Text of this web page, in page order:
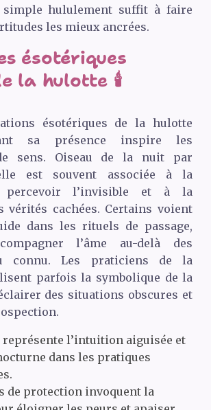
simple hululement suffit à faire
les mieux ancrées.
ésotériques
la hulotte 🕯️
ésotériques de la hulotte
sa présence inspire les
sens. Oiseau de la nuit par
est souvent associée à la
percevoir l’invisible et à la
vérités cachées. Certains voient
dans les rituels de passage,
l’âme au-delà des
connu. Les praticiens de la
parfois la symbolique de la
des situations obscures et
représente l’intuition aiguisée et
dans les pratiques
de protection invoquent la